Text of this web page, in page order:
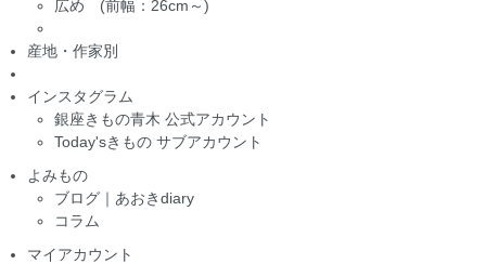
広め (前幅：26cm～)
産地・作家別
インスタグラム
銀座きもの青木 公式アカウント
Today'sきもの サブアカウント
よみもの
ブログ｜あおきdiary
コラム
マイアカウント